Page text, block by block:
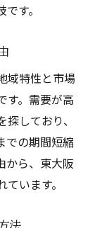
す。
域特性と市場
す。需要が高
しており、
での期間短縮
から、東大阪
います。